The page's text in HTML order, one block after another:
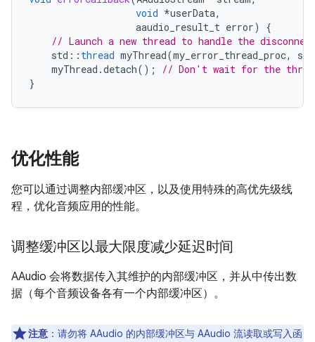
void *userData,
aaudio_result_t error)
{
// Launch a new thread to handle the
std :: thread myThread(my_error_thread_proc,
myThread .detach();
// Don't wait for the
}
优化性能
您可以通过调整内部缓冲区，以及使用特殊的高优先级线
程，优化音频应用的性能。
调整缓冲区以最大限度减少延迟时间
AAudio 会将数据传入其维护的内部缓冲区，并从中传出数
据（每个音频设备各有一个内部缓冲区）。
注意 ：请勿将 AAudio 的内部缓冲区与 AAudio 流读取或写入函